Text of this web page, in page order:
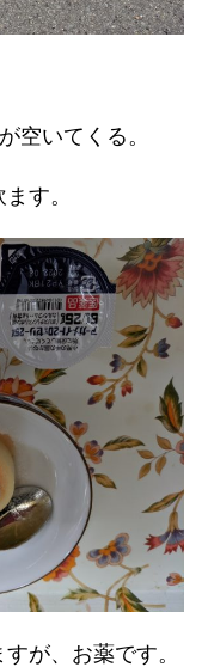
空いてくる。
す。
が、お薬です。